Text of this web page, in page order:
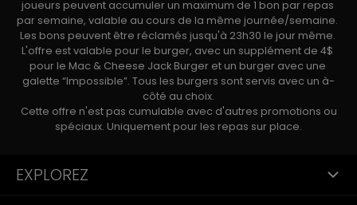
joueurs peuvent accumuler un maximum de 1 bon par repas
par semaine, valable au cours de la même journée/semaine.
Les bons peuvent être réclamés jusqu'à 23h30 le jour même.
L'offre est valable pour le burger, avec un supplément de 4$
pour le Mac & Cheese Jack Burger et un burger avec une
galette “Impossible”. Tous les burgers sont servis avec un à-
côté au choix.
spéciaux. Uniquement pour les repas sur place.
EXPLOREZ